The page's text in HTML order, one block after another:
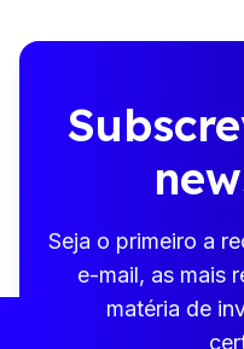
Seja o primeiro a
e-mail, as mais
matéria de